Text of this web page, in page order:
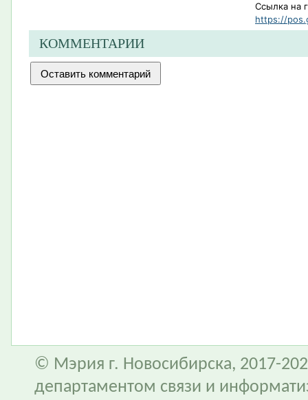
Ссылка на
https://
КОММЕНТАРИИ
© Мэрия г. Новосибирска, 2017-
департаментом связи и